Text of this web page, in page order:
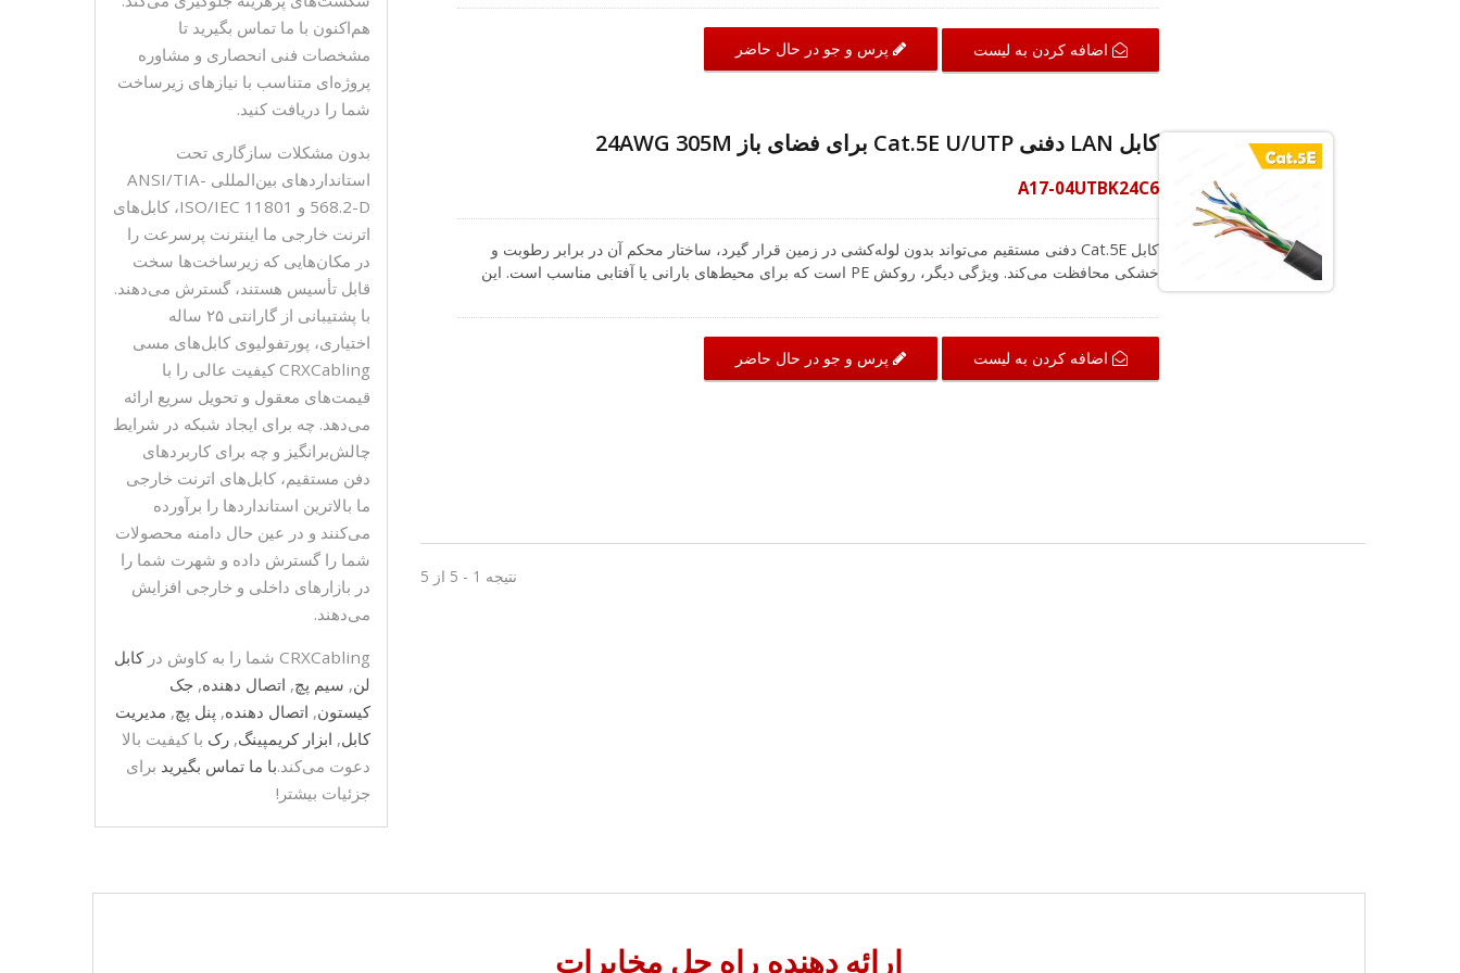
هم‌اکنون با ما تماس بگیرید تا
مشخصات فنی انحصاری و مشاوره
پروژه‌ای متناسب با نیازهای زیرساخت
شما را دریافت کنید.
بدون مشکلات سازگاری تحت
استانداردهای بین‌المللی ANSI/TIA-
568.2-D و ISO/IEC 11801، کابل‌های
اترنت خارجی ما اینترنت پرسرعت را
در مکان‌هایی که زیرساخت‌ها سخت
قابل تأسیس هستند، گسترش می‌دهند.
با پشتیبانی از گارانتی ۲۵ ساله
اختیاری، پورتفولیوی کابل‌های مسی
CRXCabling کیفیت عالی را با
قیمت‌های معقول و تحویل سریع ارائه
می‌دهد. چه برای ایجاد شبکه در شرایط
چالش‌برانگیز و چه برای کاربردهای
دفن مستقیم، کابل‌های اترنت خارجی
ما بالاترین استانداردها را برآورده
می‌کنند و در عین حال دامنه محصولات
شما را گسترش داده و شهرت شما را
در بازارهای داخلی و خارجی افزایش
می‌دهند.
CRXCabling شما را به کاوش در
کابل
لن, سیم پچ, اتصال دهنده, جک
کیستون, اتصال دهنده, پنل پچ, مدیریت
کابل, ابزار کریمپینگ, رک با کیفیت بالا
دعوت می‌کند.با ما تماس بگیرید برای
جزئیات بیشتر!
A60SB1002) برای کابل‌های LAN بیرونی استفاده می‌شود. این کیستون می‌تواند عملکرد شبکه Cat.6 را
پشتیبانی کند و با استاندارد TIA/EIA 568.2-D سازگار است. بنابراین، استفاده از آن در برنامه‌های بیرونی مانند
اینجا برای کمک به شماست و بهترین راه‌حل را بر اساس سیستم کابل‌کشی شبکه شما ارائه می‌دهد.
اضافه کردن به لیست پرس و جو در حال حاضر
کابل LAN دفنی Cat.5E U/UTP برای فضای باز 24AWG 305M
A17-04UTBK24C6
کابل Cat.5E دفنی مستقیم می‌تواند بدون لوله‌کشی در زمین قرار گیرد، ساختار محکم آن در برابر رطوبت و
خشکی محافظت می‌کند. ویژگی دیگر، روکش PE است که برای محیط‌های بارانی یا آفتابی مناسب است. این
(شماره مدل: A12-A60SB1002) برای کابل‌های LAN خارجی استفاده می‌شود. این کیستون می‌تواند عملکرد
شبکه Cat.5E را پشتیبانی کند و با استاندارد TIA/EIA 568.2-D سازگار است. بنابراین، استفاده از آن در
راه حل های سیم کشی برای مناطق مختلف ارائه می دهد، تیم حرفه ای ما همیشه در اینجا است تا به شما در
اضافه کردن به لیست پرس و جو در حال حاضر
نتیجه 1 - 5 از 5
ارائه دهنده راه حل مخابرات